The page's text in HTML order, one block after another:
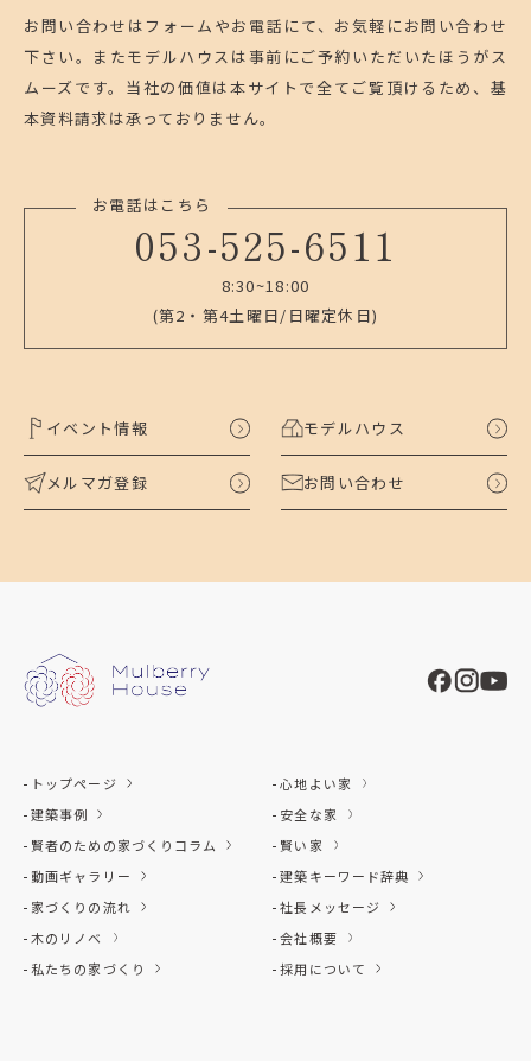
お問い合わせはフォームやお電話にて、お気軽にお問い合わせ
下さい。 またモデルハウスは事前にご予約いただいたほうがス
ムーズです。 当社の価値は本サイトで全てご覧頂けるため、基
本資料請求は承っておりません。
お電話はこちら
053-525-6511
8:30~18:00
(第2・第4土曜日/日曜定休日)
イベント情報 モデルハウス
メルマガ登録 お問い合わせ
トップページ
建築事例
賢者のための家づくりコラム
動画ギャラリー
家づくりの流れ
木のリノベ
私たちの家づくり
心地よい家
安全な家
賢い家
建築キーワード辞典
社長メッセージ
会社概要
採用について